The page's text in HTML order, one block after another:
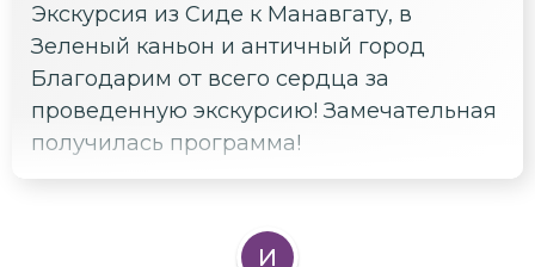
Экскурсия из Сиде к Манавгату, в
Зеленый каньон и античный город
Благодарим от всего сердца за
проведенную экскурсию! Замечательная
получилась программа!
И